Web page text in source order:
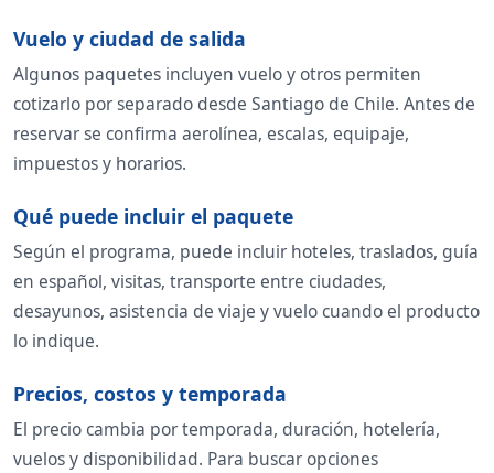
Vuelo y ciudad de salida
Algunos paquetes incluyen vuelo y otros permiten
cotizarlo por separado desde Santiago de Chile. Antes de
reservar se confirma aerolínea, escalas, equipaje,
impuestos y horarios.
Qué puede incluir el paquete
Según el programa, puede incluir hoteles, traslados, guía
en español, visitas, transporte entre ciudades,
desayunos, asistencia de viaje y vuelo cuando el producto
lo indique.
Precios, costos y temporada
El precio cambia por temporada, duración, hotelería,
vuelos y disponibilidad. Para buscar opciones